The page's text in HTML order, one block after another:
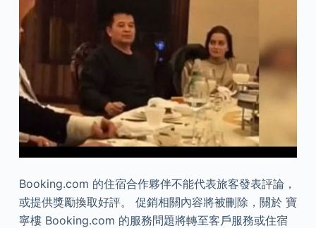
Booking.com 的住宿合作夥伴不能代表旅客發表評論，
或提供獎勵換取好評。 促銷相關內容將被刪除，關於 寶
寧樓 Booking.com 的服務問題將轉至客戶服務或住宿